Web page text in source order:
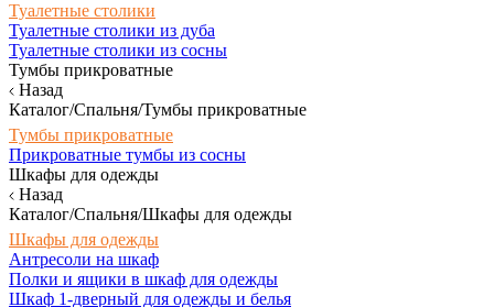
Туалетные столики
Туалетные столики из дуба
Туалетные столики из сосны
Тумбы прикроватные
Назад
Каталог/Спальня/Тумбы прикроватные
Тумбы прикроватные
Прикроватные тумбы из сосны
Шкафы для одежды
Назад
Каталог/Спальня/Шкафы для одежды
Шкафы для одежды
Антресоли на шкаф
Полки и ящики в шкаф для одежды
Шкаф 1-дверный для одежды и белья